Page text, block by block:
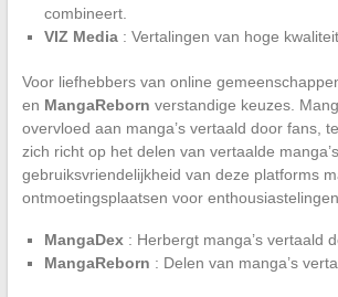
combineert.
VIZ Media: Vertalingen van hoge kwaliteit.
Voor liefhebbers van online
en MangaReborn verstandige keuzes.
overvloed aan manga’s vertaald door fans,
zich richt op het delen van vertaalde
gebruiksvriendelijkheid van deze platforms
ontmoetingsplaatsen voor enthousiastelingen.
MangaDex: Herbergt manga’s vertaald
MangaReborn : Delen van manga’s